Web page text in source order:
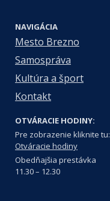
NAVIGÁCIA
Mesto Brezno
Samospráva
Kultúra a šport
Kontakt
OTVÁRACIE HODINY:
Pre zobrazenie kliknite tu:
Otváracie hodiny
Obedňajšia prestávka
11.30 – 12.30